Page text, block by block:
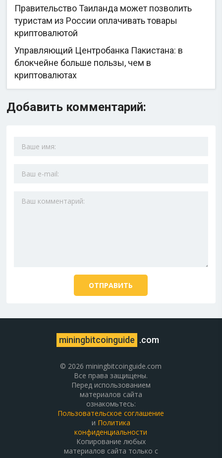
Правительство Таиланда может позволить
туристам из России оплачивать товары
криптовалютой
Управляющий Центробанка Пакистана: в
блокчейне больше пользы, чем в
криптовалютах
Добавить комментарий:
miningbitcoinguide .com
© 2026 miningbitcoinguide.com
Все права защищены.
Перед использованием
материалов сайта
ознакомьтесь:
Пользовательское соглашение
и Политика
конфиденциальности
Копирование любых
материалов сайта только с